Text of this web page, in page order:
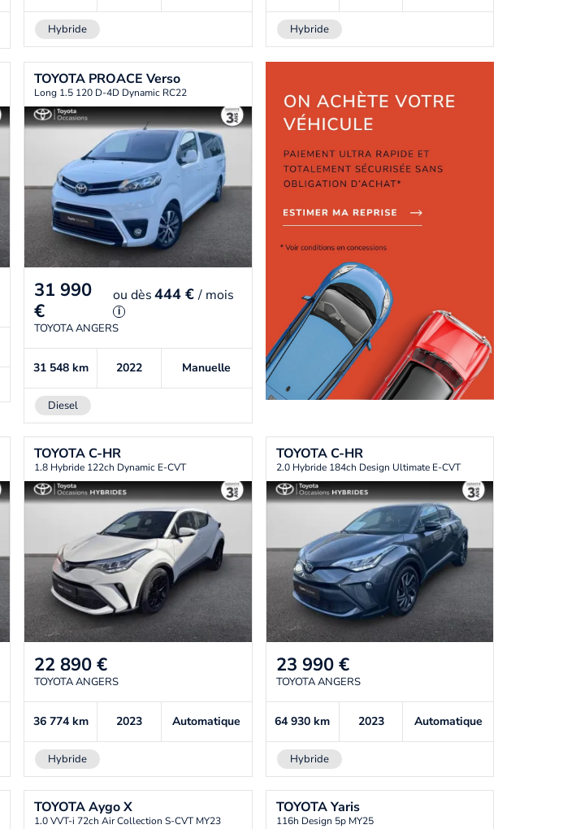
Hybride Hybride
TOYOTA PROACE Verso
Long 1.5 120 D-4D Dynamic RC22
31 990
€
oudès444 €/ mois
i
TOYOTA ANGERS
31 548 km 2022 Manuelle
Diesel
TOYOTAC-HR
1.8 Hybride 122ch Dynamic E-CVT
22 890 €
TOYOTA ANGERS
36 774 km 2023 Automatique
Hybride
TOYOTAC-HR
2.0 Hybride 184ch Design Ultimate E-CVT
23 990 €
TOYOTA ANGERS
64 930km 2023 Automatique
Hybride
TOYOTAAygo X
1.0 VVT-i 72ch Air Collection S-CVT MY23
TOYOTAYaris
116h Design 5p MY25